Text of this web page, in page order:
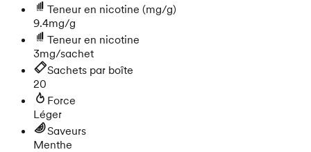
Teneur en nicotine (mg/g)
9.4mg/g
Teneur en nicotine
3mg/sachet
Sachets par boîte
20
Force
Léger
Saveurs
Menthe